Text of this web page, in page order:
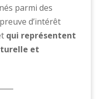
parmi des
d’intérêt
qui représentent
et